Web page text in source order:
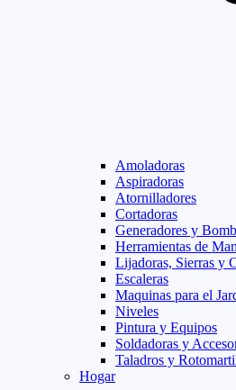
Amoladoras
Aspiradoras
Atornilladores
Cortadoras
Generadores y
Herramientas de
Lijadoras, Sierras y
Escaleras
Maquinas para el
Niveles
Pintura y Equipos
Soldadoras y
Taladros y
Hogar